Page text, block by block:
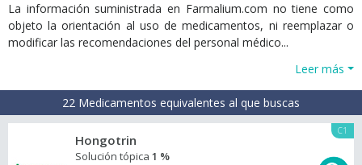
La información suministrada en Farmalium.com no tiene como
objeto la orientación al uso de medicamentos, ni reemplazar o
modificar las recomendaciones del personal médico...
Leer más
22 Medicamentos equivalentes al que buscas
C1
Hongotrin
Solución tópica 1 %